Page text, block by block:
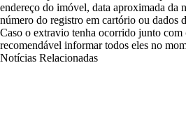
endereço do imóvel, data aproximada da
número do registro em cartório ou dados
Caso o extravio tenha ocorrido junto com
recomendável informar todos eles no
Notícias Relacionadas